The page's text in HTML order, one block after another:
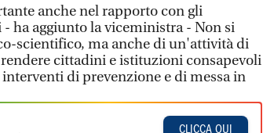
anche nel rapporto con gli
ha aggiunto la viceministra - Non si
scientifico, ma anche di un'attività di
cittadini e istituzioni consapevoli
di prevenzione e di messa in
CLICCA QUI